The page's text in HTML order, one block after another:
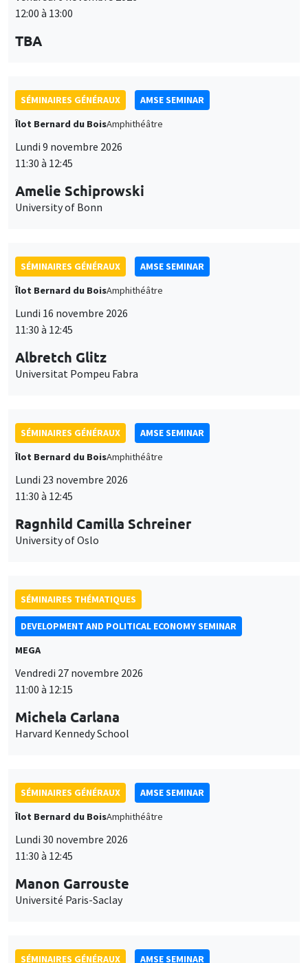
TBA
Îlot Bernard du BoisAmphithéâtre
Lundi 9 novembre 2026
11:30 à 12:45
Amelie Schiprowski
University of Bonn
Îlot Bernard du BoisAmphithéâtre
Lundi 16 novembre 2026
11:30 à 12:45
Albretch Glitz
Universitat Pompeu Fabra
Îlot Bernard du BoisAmphithéâtre
Lundi 23 novembre 2026
11:30 à 12:45
Ragnhild Camilla Schreiner
University of Oslo
DEVELOPMENT AND POLITICAL ECONOMY SEMINAR
MEGA
Vendredi 27 novembre 2026
11:00 à 12:15
Michela Carlana
Harvard Kennedy School
Îlot Bernard du BoisAmphithéâtre
Lundi 30 novembre 2026
11:30 à 12:45
Manon Garrouste
Université Paris-Saclay
des
personnelles
et
des
cookies
Ce site utilise des cookies et des services tiers pour garantir son bon
contenus multimédias. Vous êtes libre d’accepter, de refuser ou de
politique de confidentialité.
Personnaliser